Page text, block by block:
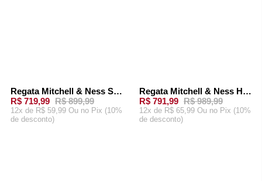
-20%Regata Mitchell & Ness Swingman Jersey Seattle Supersonics 1995-96 Gary Payton Verde
R$ 719,99 R$ 899,99
12x de R$ 59,99 Ou no Pix (10%
de desconto)
-20%Regata Mitchell & Ness Home Swingman Jersey Seattle SuperSonics 2007-08 Kevin Durant Branca
R$ 791,99 R$ 989,99
12x de R$ 65,99 Ou no Pix (10%
de desconto)